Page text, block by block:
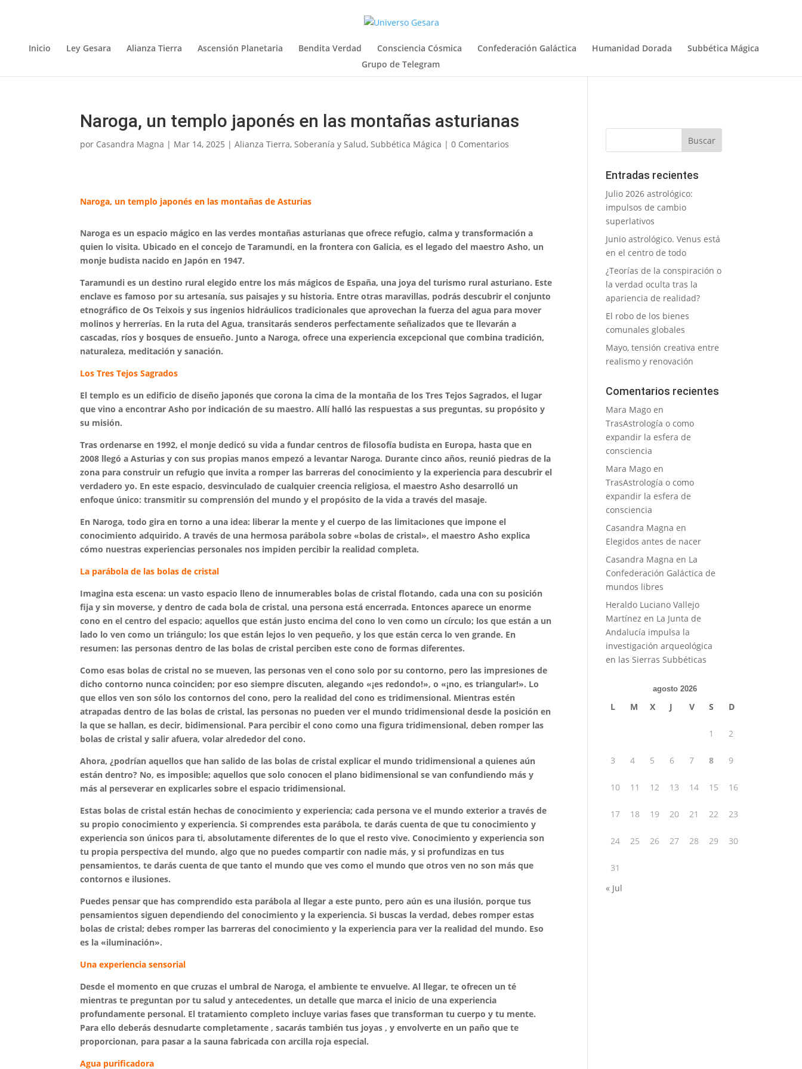
Inicio Ley Gesara Alianza Tierra Ascensión Planetaria Bendita Verdad Consciencia Cósmica Confederación Galáctica Humanidad Dorada
Subbética Mágica
Grupo de Telegram
Naroga, un templo japonés en las montañas asturianas
por Casandra Magna | Mar 14, 2025 |Alianza Tierra,Soberanía y Salud,Subbética Mágica |0 Comentarios
Naroga, un templo japonés en las montañas de Asturias
Naroga es un espacio mágico en las verdes montañas asturianas que ofrece refugio, calma y transformación a
quien lo visita. Ubicado en el concejo de Taramundi, en la frontera con Galicia, es el legado del maestro Asho, un
monje budista nacido en Japón en 1947.
Taramundi es un destino rural elegido entre los más mágicos de España, una joya del turismo rural asturiano. Este
enclave es famoso por su artesanía, sus paisajes y su historia. Entre otras maravillas, podrás descubrir el conjunto
etnográfico de Os Teixois y sus ingenios hidráulicos tradicionales que aprovechan la fuerza del agua para mover
molinos y herrerías. En la ruta del Agua, transitarás senderos perfectamente señalizados que te llevarán a
cascadas, ríos y bosques de ensueño. Junto a Naroga, ofrece una experiencia excepcional que combina tradición,
naturaleza, meditación y sanación.
Los Tres Tejos Sagrados
El templo es un edificio de diseño japonés que corona la cima de la montaña de los Tres Tejos Sagrados, el lugar
que vino a encontrar Asho por indicación de su maestro. Allí halló las respuestas a sus preguntas, su propósito y
su misión.
Tras ordenarse en 1992, el monje dedicó su vida a fundar centros de filosofía budista en Europa, hasta que en
2008 llegó a Asturias y con sus propias manos empezó a levantar Naroga. Durante cinco años, reunió piedras de la
zona para construir un refugio que invita a romper las barreras del conocimiento y la experiencia para descubrir el
verdadero yo. En este espacio, desvinculado de cualquier creencia religiosa, el maestro Asho desarrolló un
enfoque único: transmitir su comprensión del mundo y el propósito de la vida a través del masaje.
En Naroga, todo gira en torno a una idea: liberar la mente y el cuerpo de las limitaciones que impone el
conocimiento adquirido. A través de una hermosa parábola sobre «bolas de cristal», el maestro Asho explica
cómo nuestras experiencias personales nos impiden percibir la realidad completa.
La parábola de las bolas de cristal
Imagina esta escena: un vasto espacio lleno de innumerables bolas de cristal flotando, cada una con su posición
fija y sin moverse, y dentro de cada bola de cristal, una persona está encerrada. Entonces aparece un enorme
cono en el centro del espacio; aquellos que están justo encima del cono lo ven como un círculo; los que están a un
lado lo ven como un triángulo; los que están lejos lo ven pequeño, y los que están cerca lo ven grande. En
resumen: las personas dentro de las bolas de cristal perciben este cono de formas diferentes.
Como esas bolas de cristal no se mueven, las personas ven el cono solo por su contorno, pero las impresiones de
dicho contorno nunca coinciden; por eso siempre discuten, alegando «¡es redondo!», o «¡no, es triangular!». Lo
que ellos ven son sólo los contornos del cono, pero la realidad del cono es tridimensional. Mientras estén
atrapadas dentro de las bolas de cristal, las personas no pueden ver el mundo tridimensional desde la posición en
la que se hallan, es decir, bidimensional. Para percibir el cono como una figura tridimensional, deben romper las
bolas de cristal y salir afuera, volar alrededor del cono.
Ahora, ¿podrían aquellos que han salido de las bolas de cristal explicar el mundo tridimensional a quienes aún
están dentro? No, es imposible; aquellos que solo conocen el plano bidimensional se van confundiendo más y
más al perseverar en explicarles sobre el espacio tridimensional.
Estas bolas de cristal están hechas de conocimiento y experiencia; cada persona ve el mundo exterior a través de
su propio conocimiento y experiencia. Si comprendes esta parábola, te darás cuenta de que tu conocimiento y
experiencia son únicos para ti, absolutamente diferentes de lo que el resto vive. Conocimiento y experiencia son
tu propia perspectiva del mundo, algo que no puedes compartir con nadie más, y si profundizas en tus
pensamientos, te darás cuenta de que tanto el mundo que ves como el mundo que otros ven no son más que
contornos e ilusiones.
Puedes pensar que has comprendido esta parábola al llegar a este punto, pero aún es una ilusión, porque tus
pensamientos siguen dependiendo del conocimiento y la experiencia. Si buscas la verdad, debes romper estas
bolas de cristal; debes romper las barreras del conocimiento y la experiencia para ver la realidad del mundo. Eso
es la «iluminación».
Una experiencia sensorial
Desde el momento en que cruzas el umbral de Naroga, el ambiente te envuelve. Al llegar, te ofrecen un té
mientras te preguntan por tu salud y antecedentes, un detalle que marca el inicio de una experiencia
profundamente personal. El tratamiento completo incluye varias fases que transforman tu cuerpo y tu mente.
Para ello deberás desnudarte completamente , sacarás también tus joyas , y envolverte en un paño que te
proporcionan, para pasar a la sauna fabricada con arcilla roja especial.
Agua purificadora
Entradas recientes
Julio 2026 astrológico:
impulsos de cambio
superlativos
Junio astrológico. Venus está
en el centro de todo
¿Teorías de la conspiración o
la verdad oculta tras la
apariencia de realidad?
El robo de los bienes
comunales globales
Mayo, tensión creativa entre
realismo y renovación
Comentarios recientes
Mara Mago en
TrasAstrología o como
expandir la esfera de
consciencia
Mara Mago en
TrasAstrología o como
expandir la esfera de
consciencia
Casandra Magna en
Elegidos antes de nacer
Casandra Magna en La
Confederación Galáctica de
mundos libres
Heraldo Luciano Vallejo
Martínez en La Junta de
Andalucía impulsa la
investigación arqueológica
en las Sierras Subbéticas
agosto 2026
L M X J V S D
1 2
3 4 5 6 7 8 9
10 11 12 13 14 15 16
17 18 19 20 21 22 23
24 25 26 27 28 29 30
31
« Jul